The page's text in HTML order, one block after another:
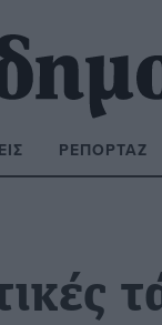
ΡΕΠΟΡΤΆΖ